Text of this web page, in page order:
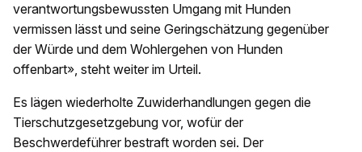
verantwortungsbewussten Umgang mit Hunden
vermissen lässt und seine Geringschätzung gegenüber
der Würde und dem Wohlergehen von Hunden
offenbart», steht weiter im Urteil.
Es lägen wiederholte Zuwiderhandlungen gegen die
Tierschutzgesetzgebung vor, wofür der
Beschwerdeführer bestraft worden sei. Der